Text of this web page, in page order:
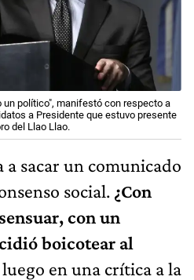
un político", manifestó con respecto a
a Presidente que estuvo presente
del Llao Llao.
a sacar un comunicado
social. ¿Con
con un
boicotear al
en una crítica a la